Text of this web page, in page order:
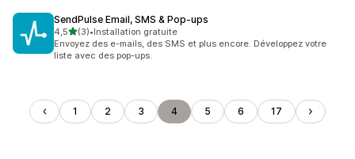
SendPulse Email, SMS & Pop‑ups
4,5étoile(s) sur 5
(3)
3 avis au total
•Installation gratuite
Envoyez des e-mails, des SMS et plus encore. Développez votre
liste avec des pop-ups.
1 2 3 4 5 6 17